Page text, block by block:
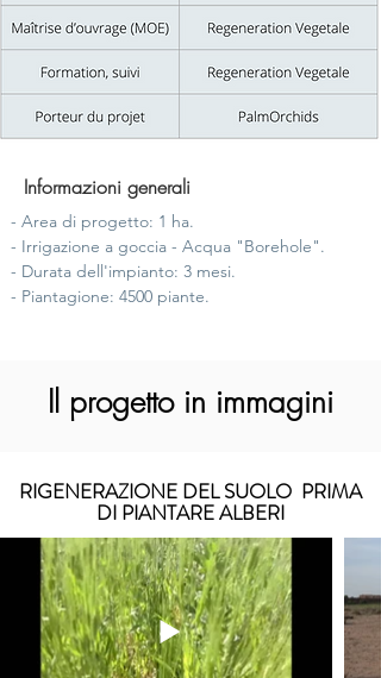
Informazioni generali
- Area di progetto: 1 ha.
- Irrigazione a goccia - Acqua "Borehole".
- Durata dell'impianto: 3 mesi.
- Piantagione: 4500 piante.
Il progetto in immagini
RIGENERAZIONE DEL SUOLO PRIMA
DI PIANTARE ALBERI